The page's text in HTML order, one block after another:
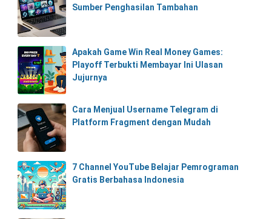
Sumber Penghasilan Tambahan
Apakah Game Win Real Money Games:
Playoff Terbukti Membayar Ini Ulasan
Jujurnya
Cara Menjual Username Telegram di
Platform Fragment dengan Mudah
7 Channel YouTube Belajar Pemrograman
Gratis Berbahasa Indonesia